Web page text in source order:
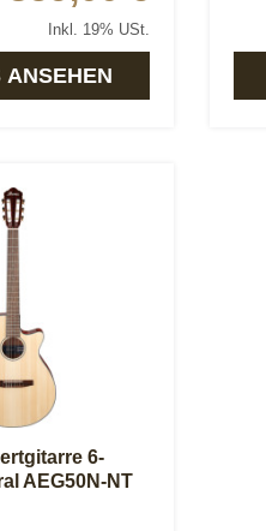
Inkl. 19% USt.
ANSEHEN
6-
AEG50N-NT